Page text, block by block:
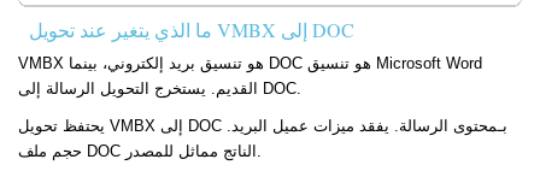
ما الذي يتغير عند تحويل VMBX إلى DOC
VMBX هو تنسيق بريد إلكتروني، بينما DOC هو تنسيق Microsoft Word
القديم. يستخرج التحويل الرسالة إلى DOC.
يحتفظ تحويل VMBX إلى DOC بـمحتوى الرسالة. يفقد ميزات عميل البريد.
حجم ملف DOC الناتج مماثل للمصدر.